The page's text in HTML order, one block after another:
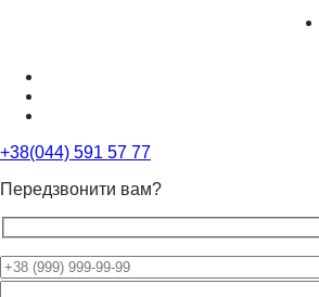
+38(044) 591 57 77
Передзвонити вам?